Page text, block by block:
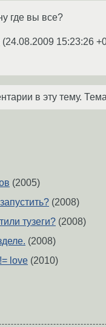
где вы все?
(24.08.2009 15:23:26
в эту тему.
(2005)
(2008)
тузеги? (2008)
(2008)
love (2010)